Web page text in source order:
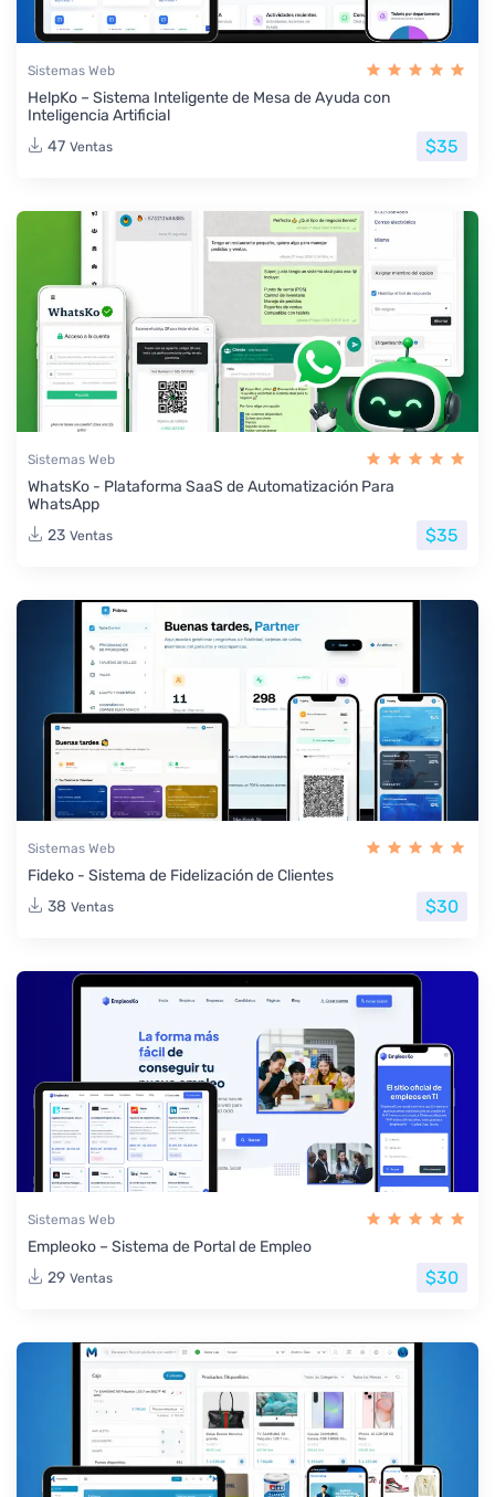
Sistemas Web
HelpKo – Sistema Inteligente de Mesa de Ayuda con
Inteligencia Artificial
47 Ventas $35
Sistemas Web
WhatsKo - Plataforma SaaS de Automatización Para
WhatsApp
23 Ventas $35
Sistemas Web
Fideko - Sistema de Fidelización de Clientes
38 Ventas $30
Sistemas Web
Empleoko – Sistema de Portal de Empleo
29 Ventas $30